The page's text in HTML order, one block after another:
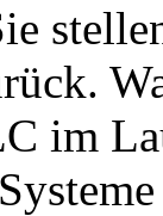
im